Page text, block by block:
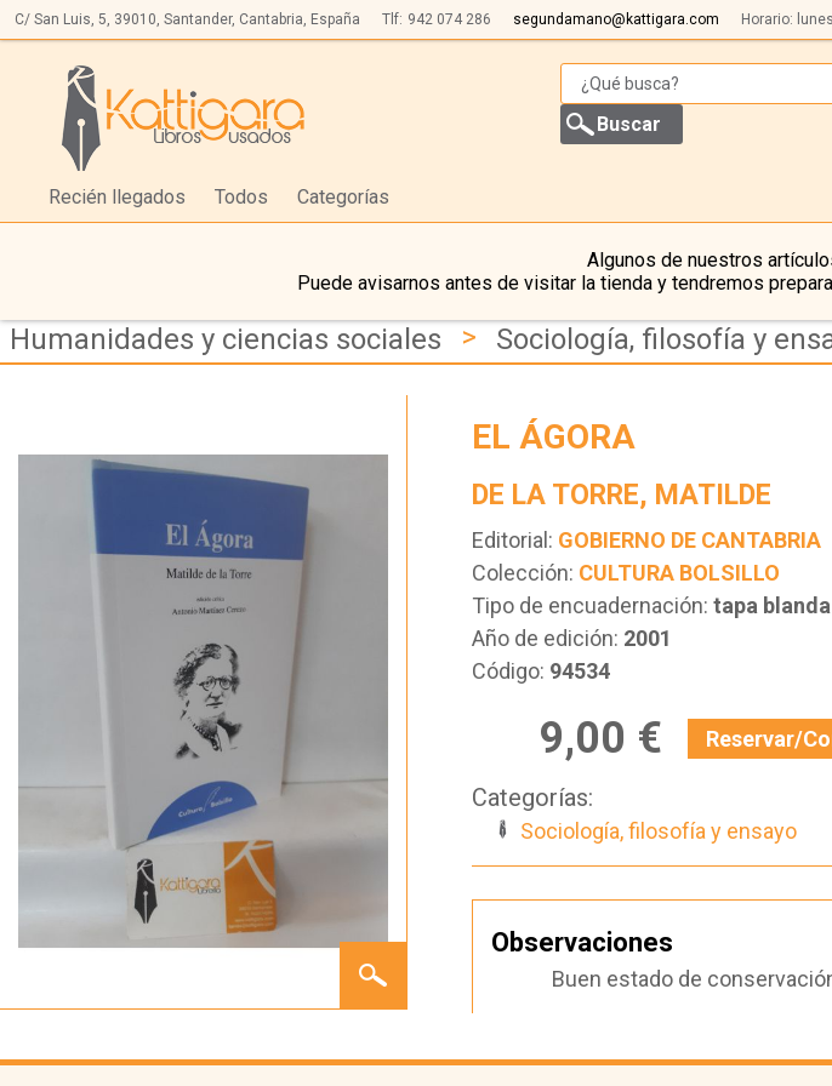
C/ San Luis, 5, 39010, Santander, Cantabria, España Tlf: 942 074 286 segundamano@kattigara.com Horario:
Recién llegados Todos Categorías
Algunos de nuestros
Puede avisarnos antes de visitar la tienda y tendremos
Humanidades y ciencias sociales > Sociología, filosofía y
ÁGORA
EL ÁGORA
DE LA TORRE, MATILDE
Editorial: GOBIERNO DE CANTABRIA
Colección: CULTURA BOLSILLO
Tipo de encuadernación: tapa
Año de edición: 2001
Código: 94534
9,00 € Reservar/
Categorías:
Sociología, filosofía y ensayo
Observaciones
Buen estado de